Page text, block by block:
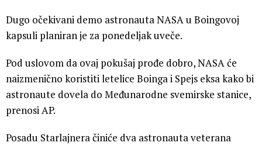
Dugo očekivani demo astronauta NASA u Boingovoj
kapsuli planiran je za ponedeljak uveče.
Pod uslovom da ovaj pokušaj prođe dobro, NASA će
naizmenično koristiti letelice Boinga i Spejs eksa kako bi
astronaute dovela do Međunarodne svemirske stanice,
prenosi AP.
Posadu Starlajnera činiće dva astronauta veterana